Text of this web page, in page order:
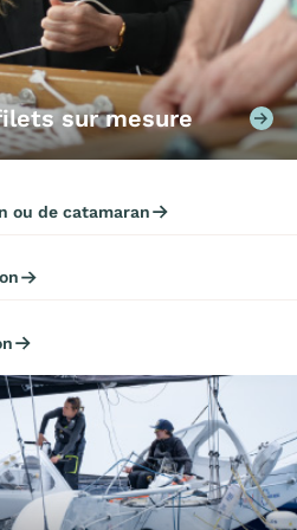
sur mesure
ou de catamaran